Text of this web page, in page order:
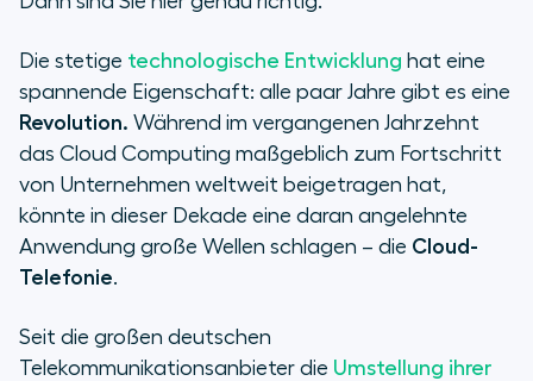
Cloud-Telefonie?
Welche Vorteile bringt Cloud-
Telefonie?
Wie gelingt der Wechsel zur Cloud-
Telefonie?
Die stetige technologische Entwicklung hat eine
spannende Eigenschaft: alle paar Jahre gibt es eine
Revolution. Während im vergangenen Jahrzehnt
das Cloud Computing maßgeblich zum Fortschritt
von Unternehmen weltweit beigetragen hat,
könnte in dieser Dekade eine daran angelehnte
Anwendung große Wellen schlagen – die Cloud-
Telefonie.
Seit die großen deutschen
Telekommunikationsanbieter die Umstellung ihrer